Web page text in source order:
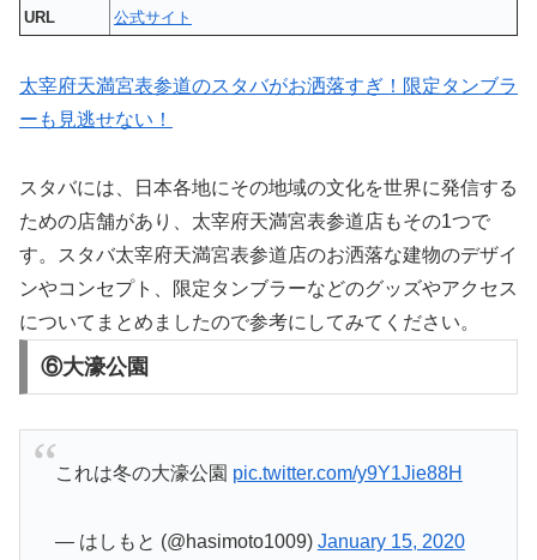
URL
公式サイト
太宰府天満宮表参道のスタバがお洒落すぎ！限定タンブラ
ーも見逃せない！
スタバには、日本各地にその地域の文化を世界に発信する
ための店舗があり、太宰府天満宮表参道店もその1つで
す。スタバ太宰府天満宮表参道店のお洒落な建物のデザイ
ンやコンセプト、限定タンブラーなどのグッズやアクセス
についてまとめましたので参考にしてみてください。
⑥大濠公園
これは冬の大濠公園 pic.twitter.com/y9Y1Jie88H
— はしもと (@hasimoto1009) January 15, 2020